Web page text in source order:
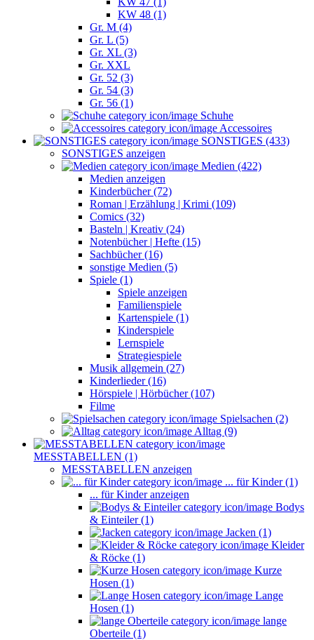
KW 48 (1)
Gr. M (4)
Gr. L (5)
Gr. XL (3)
Gr. XXL
Gr. 52 (3)
Gr. 54 (3)
Gr. 56 (1)
Schuhe
Accessoires
SONSTIGES (433)
SONSTIGES anzeigen
Medien (422)
Medien anzeigen
Kinderbücher (72)
Roman | Erzählung | Krimi (109)
Comics (32)
Basteln | Kreativ (24)
Notenbücher | Hefte (15)
Sachbücher (16)
sonstige Medien (5)
Spiele (1)
Spiele anzeigen
Familienspiele
Kartenspiele (1)
Kinderspiele
Lernspiele
Strategiespiele
Musik allgemein (27)
Kinderlieder (16)
Hörspiele | Hörbücher (107)
Filme
Spielsachen (2)
Alltag (9)
MESSTABELLEN (1)
MESSTABELLEN anzeigen
... für Kinder (1)
... für Kinder anzeigen
Bodys
& Einteiler (1)
Jacken (1)
Kleider
& Röcke (1)
Kurze
Hosen (1)
Lange
Hosen (1)
lange
Oberteile (1)